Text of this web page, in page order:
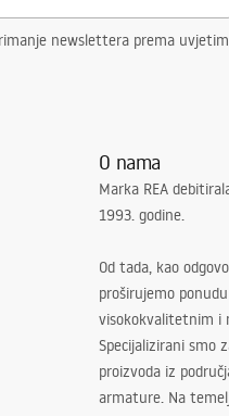
newslettera prema
O nama
Marka REA
1993. godine.
Od tada, kao
proširujemo
visokokvalitetnim i
Specijalizirani smo
proizvoda iz
armature. Na